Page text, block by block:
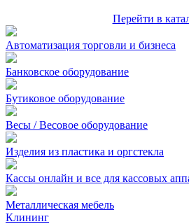
Перейти в
Автоматизация торговли и бизнеса
Банковское оборудование
Бутиковое оборудование
Весы / Весовое оборудование
Изделия из пластика и оргстекла
Кассы онлайн и все для кассовых
Металлическая мебель
Клининг